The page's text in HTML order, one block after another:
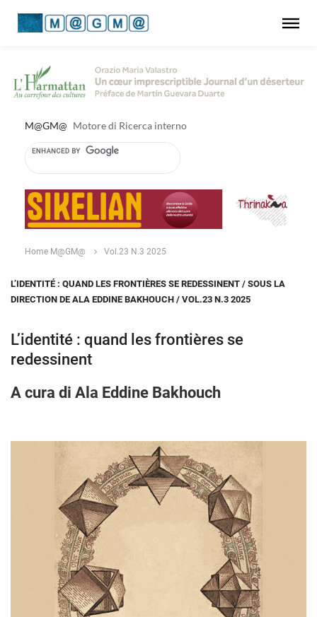
M@GM@ Motore di Ricerca interno
Home M@GM@ Vol.23 N.3 2025
L’IDENTITÉ : QUAND LES FRONTIÈRES SE REDESSINENT / SOUS LA
DIRECTION DE ALA EDDINE BAKHOUCH / VOL.23 N.3 2025
L’identité : quand les frontières se
redessinent
A cura di Ala Eddine Bakhouch